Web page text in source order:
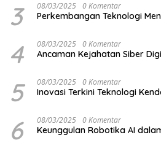
3 08/03/2025 0 Komentar
Perkembangan Teknologi
4 08/03/2025 0 Komentar
Ancaman Kejahatan Siber
5 08/03/2025 0 Komentar
Inovasi Terkini Teknologi
6 08/03/2025 0 Komentar
Keunggulan Robotika AI